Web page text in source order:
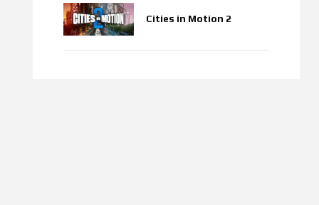
Cities in Motion 2